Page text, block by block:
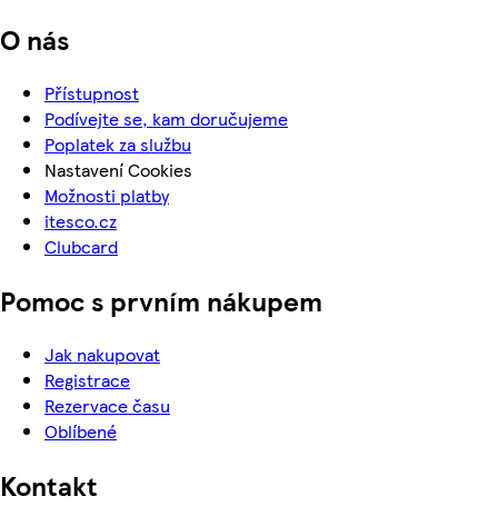
O nás
Přístupnost
Podívejte se, kam doručujeme
Poplatek za službu
Nastavení Cookies
Možnosti platby
itesco.cz
Clubcard
Pomoc s prvním nákupem
Jak nakupovat
Registrace
Rezervace času
Oblíbené
Kontakt